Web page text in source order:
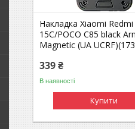
Накладка Xiaomi Redmi
15C/POCO C85 black
Magnetic (UA
339 ₴
В наявності
Купити